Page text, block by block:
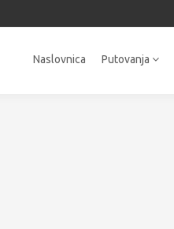
Naslovnica Putovanja